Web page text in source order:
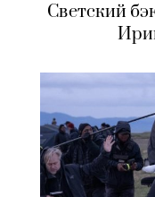
Светский